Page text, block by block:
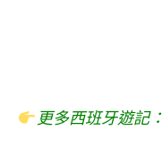
更多西班牙遊記：